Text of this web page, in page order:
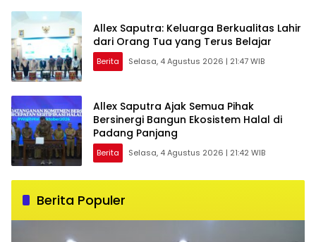
Allex Saputra: Keluarga Berkualitas Lahir
dari Orang Tua yang Terus Belajar
Berita Selasa, 4 Agustus 2026 | 21:47 WIB
Allex Saputra Ajak Semua Pihak
Bersinergi Bangun Ekosistem Halal di
Padang Panjang
Berita Selasa, 4 Agustus 2026 | 21:42 WIB
Berita Populer